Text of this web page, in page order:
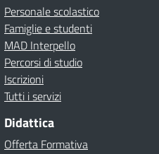
Personale scolastico
Famiglie e studenti
MAD Interpello
Percorsi di studio
Iscrizioni
Tutti i servizi
Didattica
Offerta Formativa